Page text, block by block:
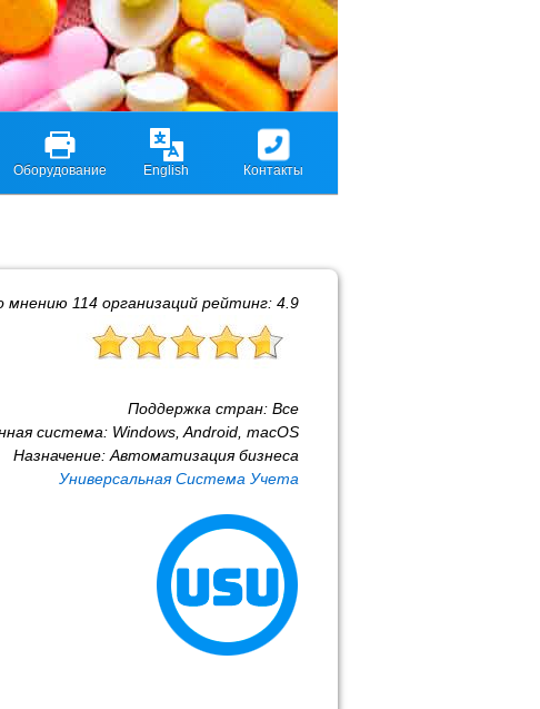
Оборудование English Контакты
мнению 114 организаций рейтинг: 4.9
Поддержка стран: Все
система: Windows, Android, macOS
Назначение: Автоматизация бизнеса
Универсальная Система Учета